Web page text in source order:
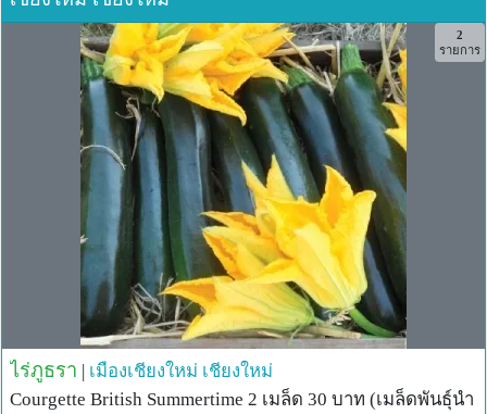
2
รายการ
ไร่ภูธรา | เมืองเชียงใหม่ เชียงใหม่
Courgette British Summertime 2 เมล็ด 30 บาท (เมล็ดพันธุ์นำ